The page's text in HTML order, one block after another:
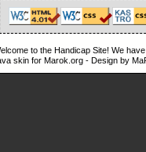
to the Handicap Site! We have
skin for Marok.org - Design by